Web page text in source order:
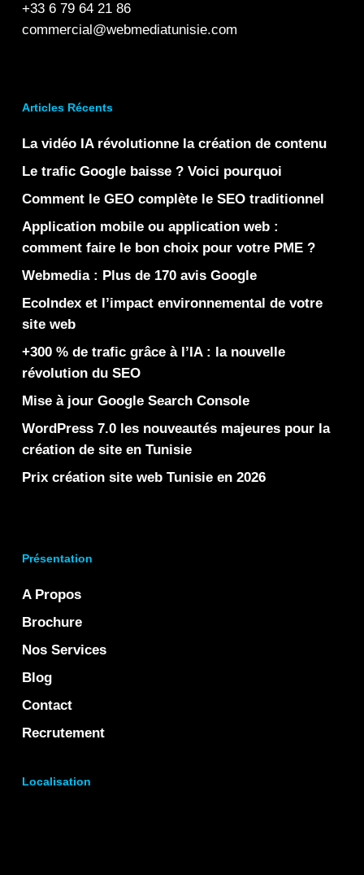
+33 6 79 64 21 86
commercial@webmediatunisie.com
Articles Récents
La vidéo IA révolutionne la création de contenu
Le trafic Google baisse ? Voici pourquoi
Comment le GEO complète le SEO traditionnel
Application mobile ou application web :
comment faire le bon choix pour votre PME ?
Webmedia : Plus de 170 avis Google
EcoIndex et l’impact environnemental de votre
site web
+300 % de trafic grâce à l’IA : la nouvelle
révolution du SEO
Mise à jour Google Search Console
WordPress 7.0 les nouveautés majeures pour la
création de site en Tunisie
Prix création site web Tunisie en 2026
Présentation
A Propos
Brochure
Nos Services
Blog
Contact
Recrutement
Localisation